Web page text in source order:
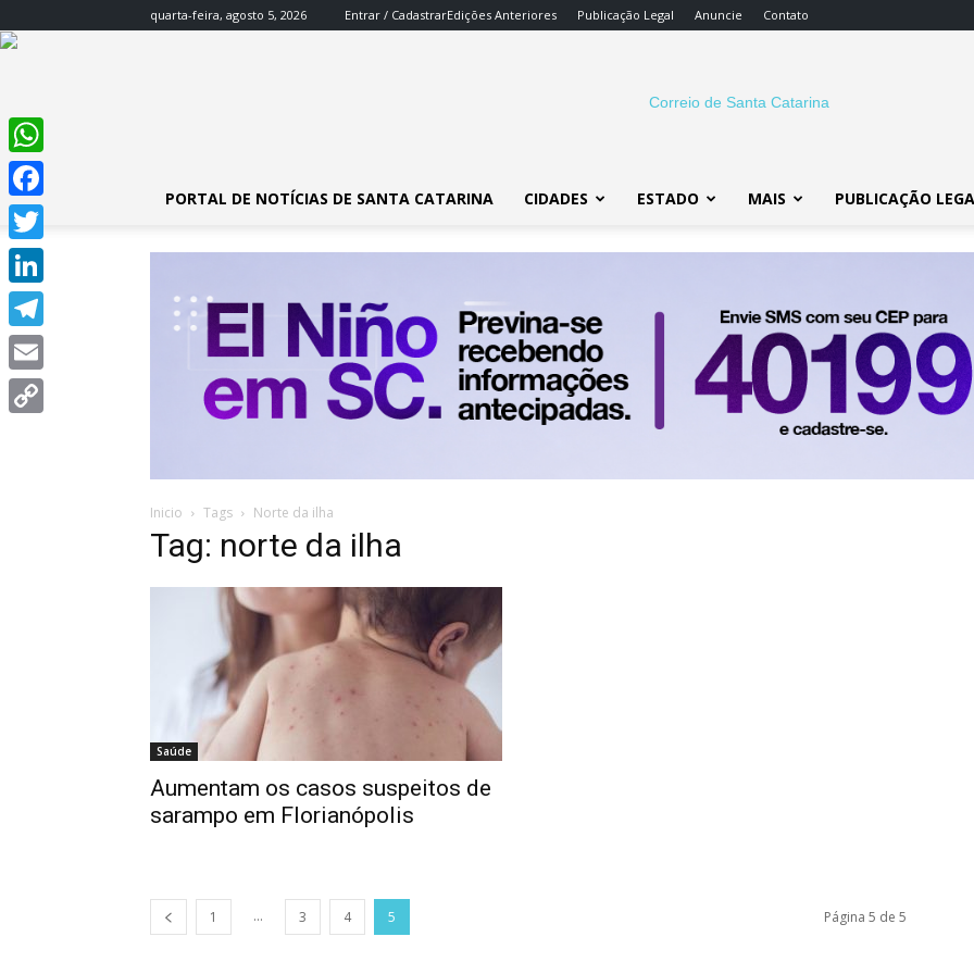
quarta-feira, agosto 5, 2026 Entrar / CadastrarEdições Anteriores Publicação Legal Anuncie Contato
SC
PORTAL DE NOTÍCIAS DE SANTA CATARINA CIDADES ESTADO MAIS PUBLICAÇÃO
Inicio Tags Norte da ilha
Tag: norte da ilha
Saúde
Aumentam os casos suspeitos de
sarampo em Florianópolis
1 ... 3 4 5 Página 5 de 5
WhatsApp
Facebook
Twitter
LinkedIn
Telegram
Email